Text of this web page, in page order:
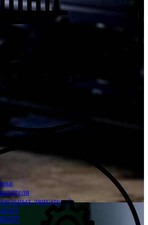
двигателей
Volkswagen